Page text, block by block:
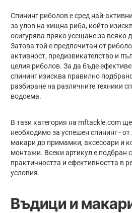
Спининг риболов е сред най-
за улов на хищна риба, който
осигурява пряко усещане за всяко
Затова той е предпочитан от
активност, предизвикателство и
целия риболов. За да бъде
спининг изисква правилно
разбиране на различните техники
водоема.
В тази категория на mftackle.com
необходимо за успешен спининг -
макари до примамки, аксесоари и
монтажи. Всеки артикул е подбран
практичността и ефективността в
условия.
Въдици и